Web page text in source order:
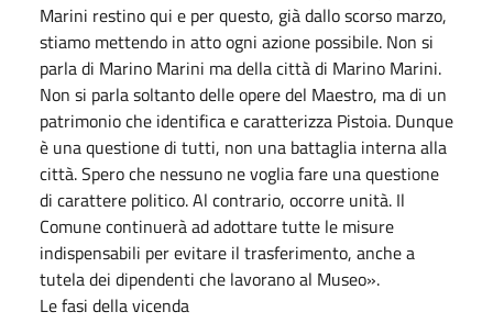
Marini restino qui e per questo, già dallo scorso marzo,
stiamo mettendo in atto ogni azione possibile. Non si
parla di Marino Marini ma della città di Marino Marini.
Non si parla soltanto delle opere del Maestro, ma di un
patrimonio che identifica e caratterizza Pistoia. Dunque
è una questione di tutti, non una battaglia interna alla
città. Spero che nessuno ne voglia fare una questione
di carattere politico. Al contrario, occorre unità. Il
Comune continuerà ad adottare tutte le misure
indispensabili per evitare il trasferimento, anche a
tutela dei dipendenti che lavorano al Museo».
Le fasi della vicenda